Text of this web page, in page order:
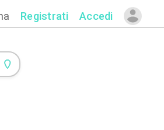
Come